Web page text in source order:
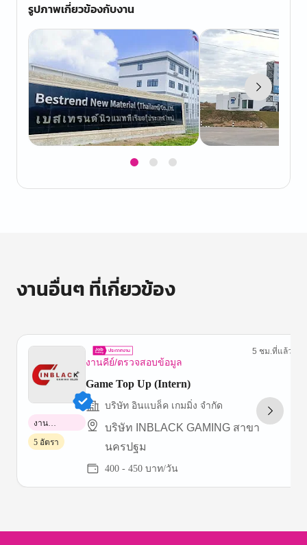
รูปภาพเกี่ยวข้องกับงาน
งานอื่นๆ ที่เกี่ยวข้อง
งานคีย์/ตรวจสอบข้อมูล
5 ชม.ที่แล้ว
Game Top Up (Intern)
บริษัท อินแบล็ค เกมมิ่ง จำกัด
บริษัท INBLACK GAMING สาขา
นครปฐม
400 - 450 บาท/วัน
งาน
พาร์ทไทม์
5 อัตรา
of